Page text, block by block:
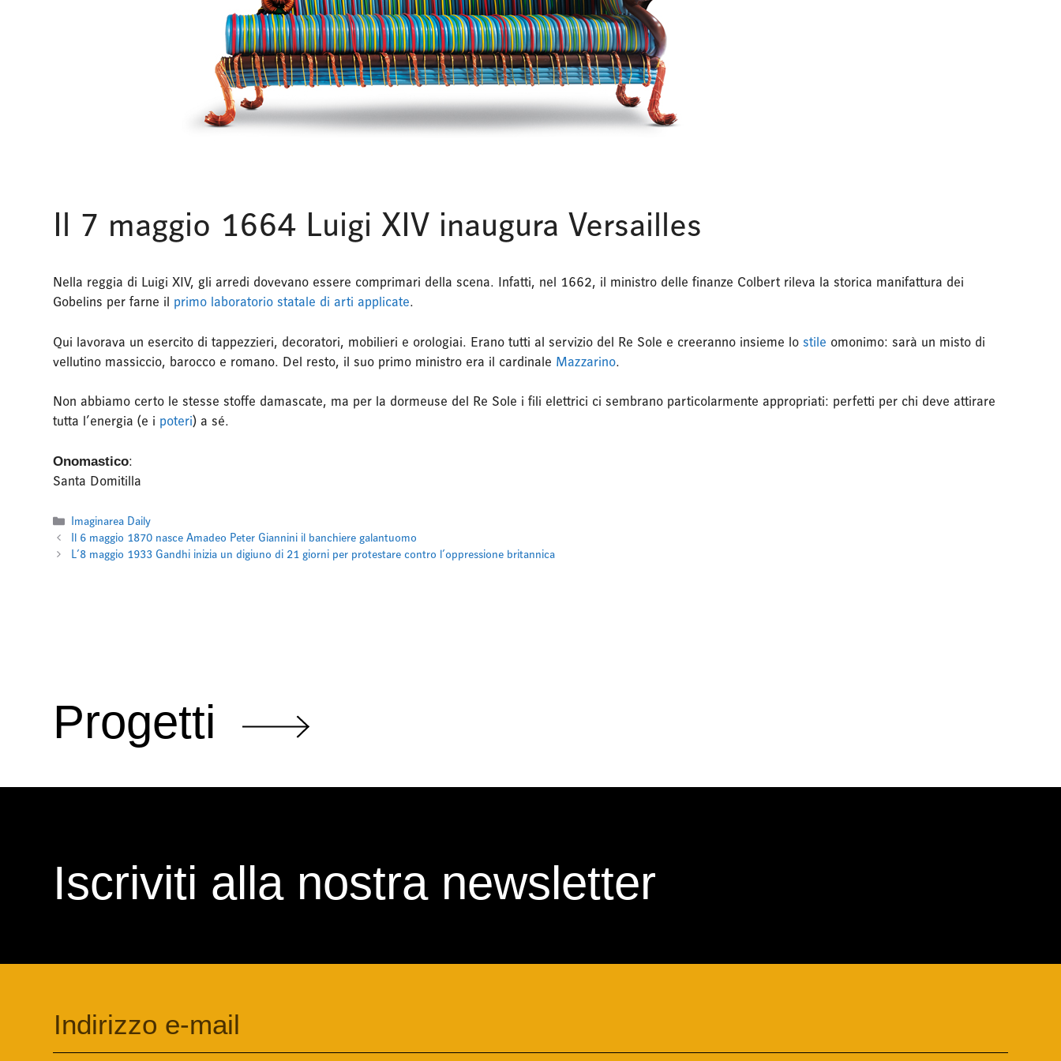
Il 7 maggio 1664 Luigi XIV inaugura Versailles
Nella reggia di Luigi XIV, gli arredi dovevano essere comprimari della scena. Infatti, nel 1662, il ministro delle finanze Colbert rileva la storica manifattura dei
Gobelins per farne il primo laboratorio statale di arti applicate.
Qui lavorava un esercito di tappezzieri, decoratori, mobilieri e orologiai. Erano tutti al servizio del Re Sole e creeranno insieme lostile omonimo: sarà un misto di
vellutino massiccio, barocco e romano. Del resto, il suo primo ministro era il cardinale Mazzarino.
Non abbiamo certo le stesse stoffe damascate, ma per la dormeuse del Re Sole i fili elettrici ci sembrano particolarmente appropriati: perfetti per chi deve attirare
tutta l’energia (e i poteri) a sé.
Onomastico:
Santa Domitilla
Categorie
Imaginarea Daily
Il 6 maggio 1870 nasce Amadeo Peter Giannini il banchiere galantuomo
L’8 maggio 1933 Gandhi inizia un digiuno di 21 giorni per protestare contro l’oppressione britannica
Progetti
Iscriviti alla nostra newsletter